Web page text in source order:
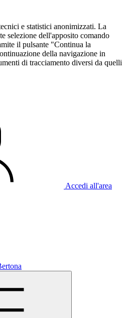
e statistici anonimizzati. La
selezione dell'apposito comando
il pulsante "Continua la
della navigazione in
di tracciamento diversi da quelli
Accedi all'area